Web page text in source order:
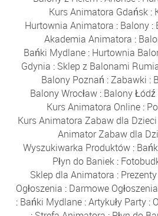
Kurs Animatora Gdańsk :
Hurtownia Animatora : Balony:
Akademia Animatora :
Bańki Mydlane : Hurtownia
Gdynia : Sklep z Balonami
Balony Poznań :Zabawki :
Balony Wrocław : Balony Łódź
Kurs Animatora Online :
Kurs Animatora Zabaw dla
Animator Zabaw dla
Wyszukiwarka Produktów :
Płyn do Baniek:
Sklep dla Animatora : Prezenty
Ogłoszenia : Darmowe Ogłoszenia
: Bańki Mydlane :Artykuły Party :